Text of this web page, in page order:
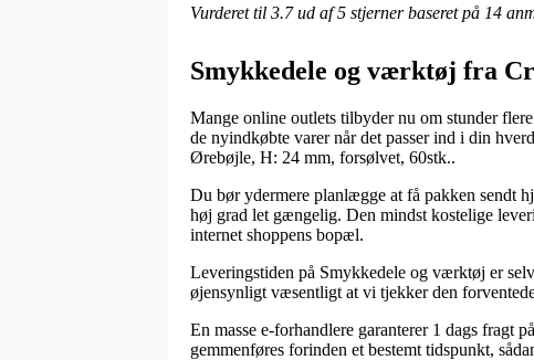
Vurderet til 3.7ud af 5 stjerner baseret på 14
Smykkedele og værktøj fra
Mange online outlets tilbyder nu om stunder
de nyindkøbte varer når det passer ind i din
Ørebøjle, H: 24 mm, forsølvet, 60stk..
Du bør ydermere planlægge at få pakken sendt
høj grad let gængelig. Den mindst kostelige
internet shoppens bopæl.
Leveringstiden på Smykkedele og værktøj er
øjensynligt væsentligt at vi tjekker den
En masse e-forhandlere garanterer 1 dags fragt
gemmenføres forinden et bestemt tidspunkt,